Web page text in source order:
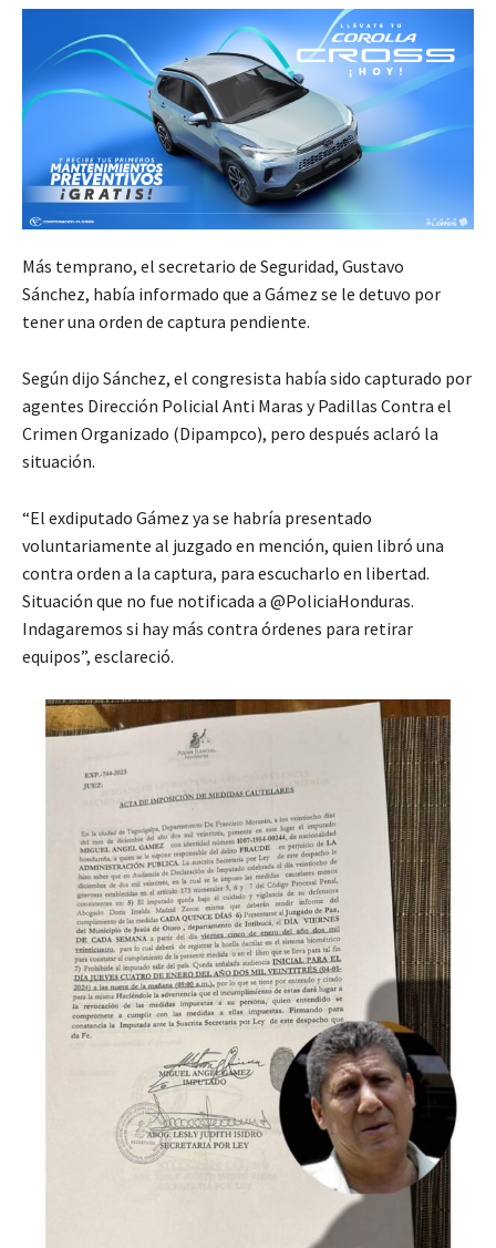
Más temprano, el secretario de Seguridad, Gustavo
Sánchez, había informado que a Gámez se le detuvo por
tener una orden de captura pendiente.
Según dijo Sánchez, el congresista había sido capturado por
agentes Dirección Policial Anti Maras y Padillas Contra el
Crimen Organizado (Dipampco), pero después aclaró la
situación.
“El exdiputado Gámez ya se habría presentado
voluntariamente al juzgado en mención, quien libró una
contra orden a la captura, para escucharlo en libertad.
Situación que no fue notificada a @PoliciaHonduras.
Indagaremos si hay más contra órdenes para retirar
equipos”, esclareció.